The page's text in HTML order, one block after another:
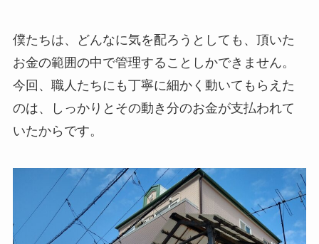
僕たちは、どんなに気を配ろうとしても、頂いた
お金の範囲の中で管理することしかできません。
今回、職人たちにも丁寧に細かく動いてもらえた
のは、しっかりとその動き分のお金が支払われて
いたからです。